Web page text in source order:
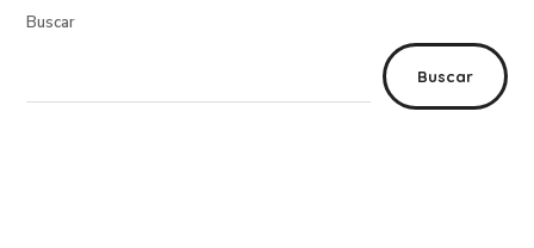
Buscar
Buscar